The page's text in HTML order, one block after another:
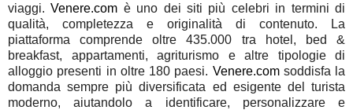
viaggi.Venere.com è uno dei siti più celebri in termini di
qualità, completezza e originalità di contenuto. La
piattaforma comprende oltre 435.000 tra hotel, bed &
breakfast, appartamenti, agriturismo e altre tipologie di
alloggio presenti in oltre 180 paesi. Venere.comsoddisfa la
domanda sempre più diversificata ed esigente del turista
moderno, aiutandolo a identificare, personalizzare e